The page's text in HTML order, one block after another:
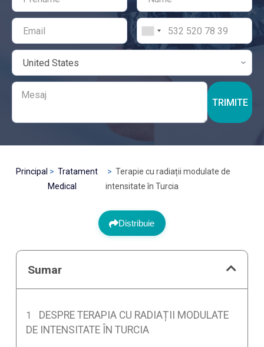
TRIMITE
Principal
Tratament
Medical
Terapie cu radiații modulate de
intensitate în Turcia
Distribuie
Sumar
DESPRE TERAPIA CU RADIAȚII MODULATE
DE INTENSITATE ÎN TURCIA